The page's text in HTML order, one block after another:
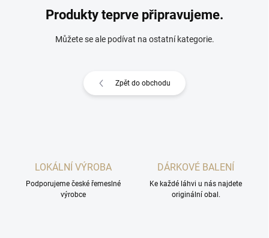
Produkty teprve připravujeme.
Můžete se ale podívat na ostatní kategorie.
Zpět do obchodu
LOKÁLNÍ VÝROBA
Podporujeme české řemeslné
výrobce
DÁRKOVÉ BALENÍ
Ke každé láhvi u nás najdete
originální obal.